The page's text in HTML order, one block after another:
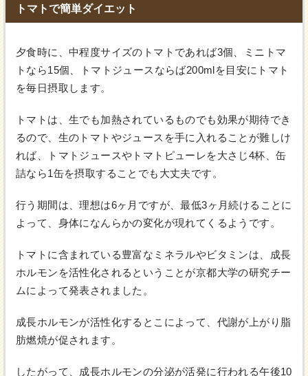
トマトで簡単ダイエット
夕食時に、中程度サイズのトマトであれば3個、ミニトマ
トなら15個、トマトジュースならば200mlを目安にトマト
を毎日摂取します。
トマトは、生でも加熱されているものでも効果が期待でき
るので、生のトマトやジュースを手に入れることが難しけ
れば、トマトジュースやトマトピューレを大さじ4杯、缶
詰なら1缶を摂取することでも大丈夫です。
行う期間は、理想は6ヶ月ですが、最低3ヶ月続けることに
よって、身体になんらかの変化が現れてくるようです。
トマトに含まれている豊富なミネラルやビタミンは、成長
ホルモンを活性化されるということが京都大学の研究チー
ムによって発表されました。
成長ホルモンが活性化するとこによって、代謝が上がり脂
肪燃焼が促されます。
したがって、成長ホルモンの分泌が活発に行われる午後10